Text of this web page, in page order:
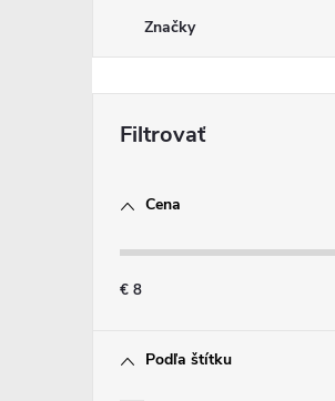
Značky
Cena
€ 8
Podľa štítku